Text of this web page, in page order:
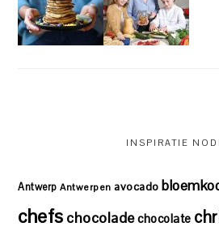
INSPIRATIE
Antwerp Antwerpen avocado
chefs chocoladechocolate